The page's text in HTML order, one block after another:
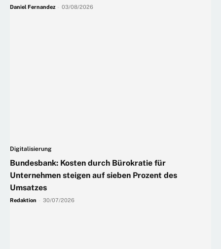
Daniel Fernandez 03/08/2026
Digitalisierung
Bundesbank: Kosten durch Bürokratie für
Unternehmen steigen auf sieben Prozent des
Umsatzes
Redaktion 30/07/2026